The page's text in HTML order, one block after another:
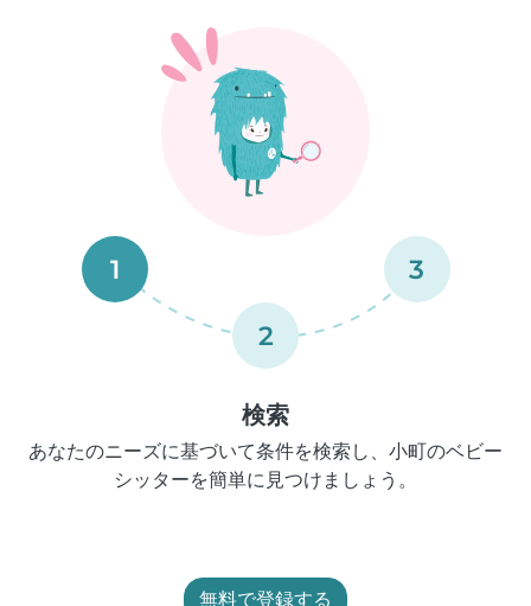
1
2
3
検索
あなたのニーズに基づいて条件を検索し、小町のベビー
シッターを簡単に見つけましょう。
無料で登録する